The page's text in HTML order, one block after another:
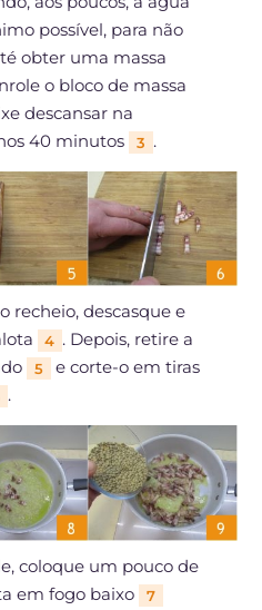
possível, para não
obter uma massa
o bloco de massa
descansar na
40 minutos
3 .
recheio, descasque e
4 . Depois, retire a
5
e corte-o em tiras
.
coloque um pouco de
em fogo baixo
7